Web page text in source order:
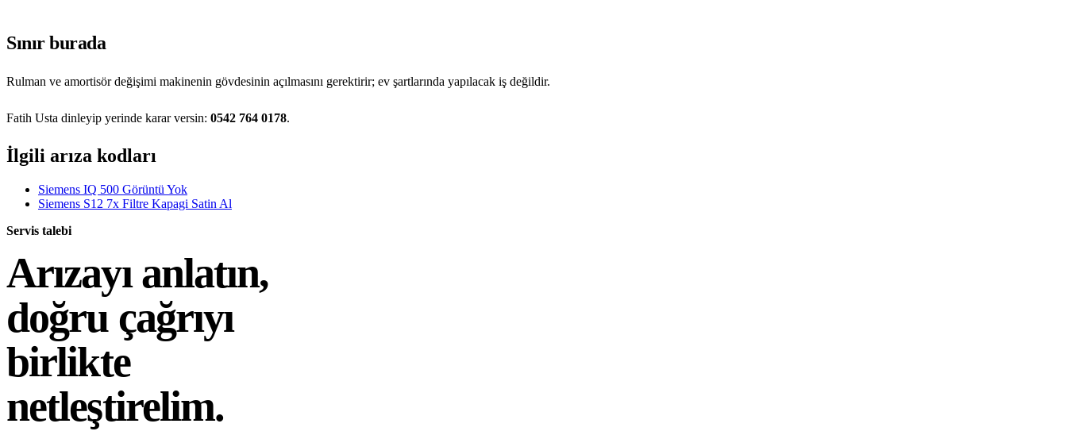
Sınır burada
Rulman ve amortisör değişimi makinenin gövdesinin açılmasını gerektirir; ev şartlarında yapılacak iş değildir.
Fatih Usta dinleyip yerinde karar versin: 0542 764 0178.
İlgili arıza kodları
Siemens IQ 500 Görüntü Yok
Siemens S12 7x Filtre Kapagi Satin Al
Servis talebi
Arızayı anlatın,
doğru çağrıyı
birlikte
netleştirelim.